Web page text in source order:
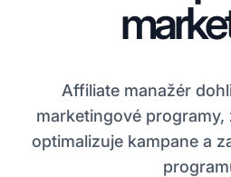
Affiliate manažér
marketingové programy,
optimalizuje kampane a